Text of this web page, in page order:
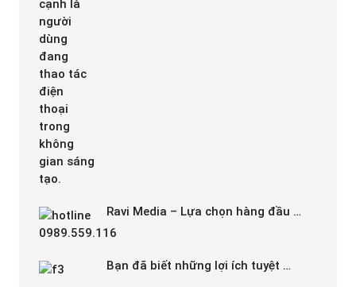
Ravi Media – Lựa chọn hàng đầu …
Bạn đã biết những lợi ích tuyệt …